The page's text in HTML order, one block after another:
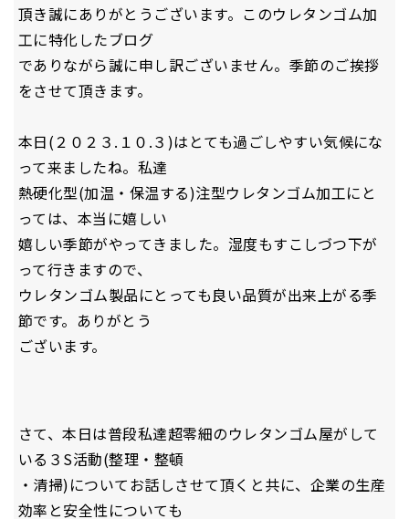
頂き誠にありがとうございます。このウレタンゴム加
工に特化したブログ
でありながら誠に申し訳ございません。季節のご挨拶
をさせて頂きます。
本日(２０２３.１０.３)はとても過ごしやすい気候にな
って来ましたね。私達
熱硬化型(加温・保温する)注型ウレタンゴム加工にと
っては、本当に嬉しい
嬉しい季節がやってきました。湿度もすこしづつ下が
って行きますので、
ウレタンゴム製品にとっても良い品質が出来上がる季
節です。ありがとう
ございます。
さて、本日は普段私達超零細のウレタンゴム屋がして
いる３S活動(整理・整頓
・清掃)についてお話しさせて頂くと共に、企業の生産
効率と安全性についても